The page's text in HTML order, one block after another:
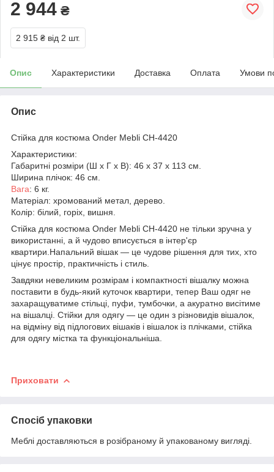
2 944 ₴
2 915 ₴ від 2 шт.
Опис Характеристики Доставка Оплата Умови
Опис
Стійка для костюма Onder Mebli CH-4420
Характеристики:
Габаритні розміри (Ш х Г х В): 46 x 37 x 113 см.
Ширина плічок: 46 см.
Вага: 6 кг.
Матеріал: хромований метал, дерево.
Колір: білий, горіх, вишня.
Стійка для костюма Onder Mebli CH-4420 не тільки зручна у
використанні, а й чудово вписується в інтер'єр
квартири.Напальний вішак — це чудове рішення для тих, хто
цінує простір, практичність і стиль.
Завдяки невеликим розмірам і компактності вішалку можна
поставити в будь-який куточок квартири, тепер Ваш одяг не
захаращуватиме стільці, пуфи, тумбочки, а акуратно висітиме
на вішалці. Стійки для одягу — це один з різновидів вішалок,
на відміну від підлогових вішаків і вішалок із плічками, стійка
для одягу містка та функціональніша.
Приховати
Спосіб упаковки
Меблі доставляються в розібраному й упакованому вигляді.